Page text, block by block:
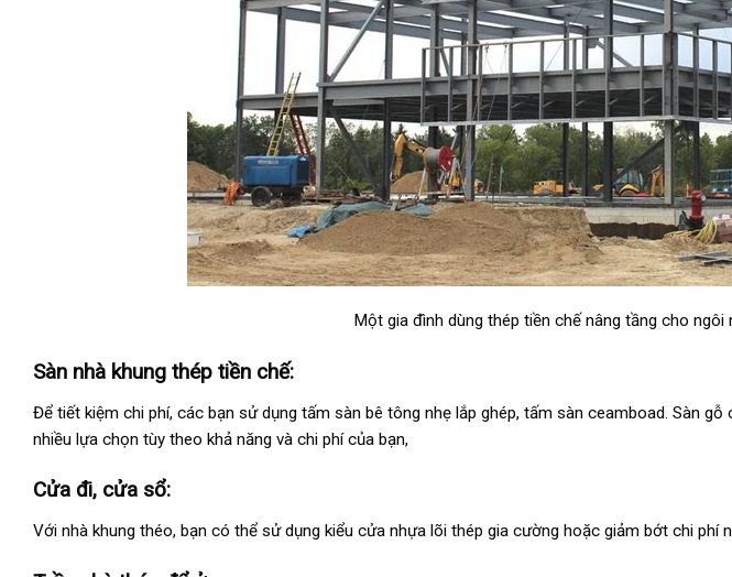
Một gia đình dùng thép tiền chế nâng tầng cho ngôi
Sàn nhà khung thép tiền chế:
Để tiết kiệm chi phí, các bạn sử dụng tấm sàn bê tông nhẹ lắp ghép, tấm sàn ceamboad. Sàn
nhiều lựa chọn tùy theo khả năng và chi phí của bạn,
Cửa đi, cửa sổ:
Với nhà khung théo, bạn có thể sử dụng kiểu cửa nhựa lõi thép gia cường hoặc giảm bớt chi phí